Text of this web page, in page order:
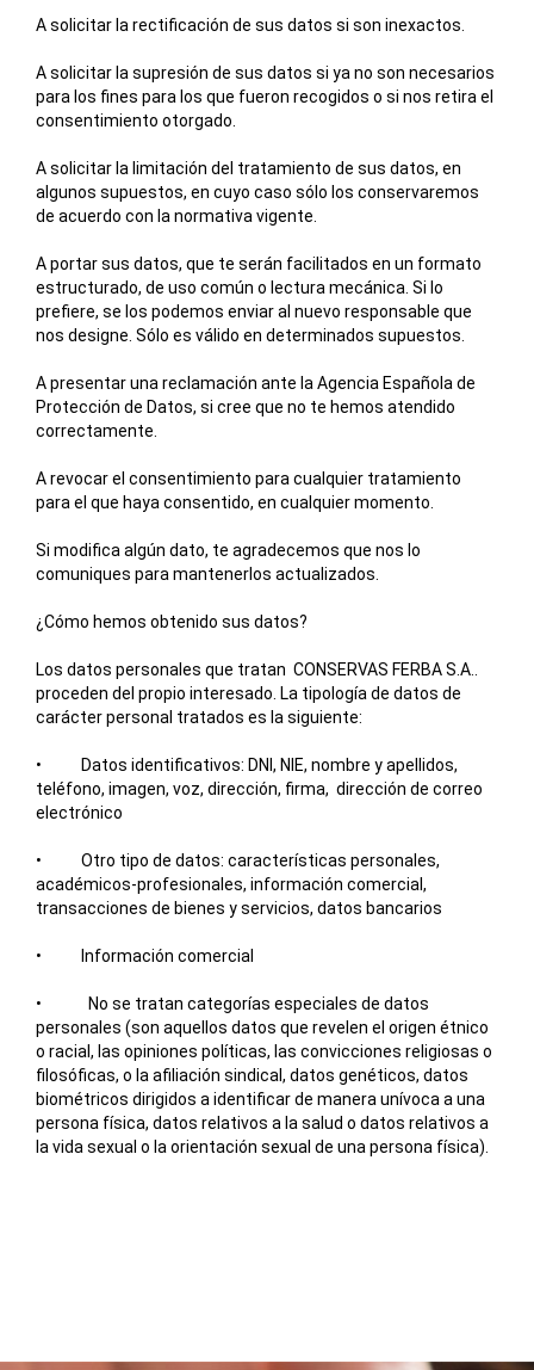
A solicitar la rectificación de sus datos si son inexactos.
A solicitar la supresión de sus datos si ya no son necesarios
para los fines para los que fueron recogidos o si nos retira el
consentimiento otorgado.
A solicitar la limitación del tratamiento de sus datos, en
algunos supuestos, en cuyo caso sólo los conservaremos
de acuerdo con la normativa vigente.
A portar sus datos, que te serán facilitados en un formato
estructurado, de uso común o lectura mecánica. Si lo
prefiere, se los podemos enviar al nuevo responsable que
nos designe. Sólo es válido en determinados supuestos.
A presentar una reclamación ante la Agencia Española de
Protección de Datos, si cree que no te hemos atendido
correctamente.
A revocar el consentimiento para cualquier tratamiento
para el que haya consentido, en cualquier momento.
Si modifica algún dato, te agradecemos que nos lo
comuniques para mantenerlos actualizados.
¿Cómo hemos obtenido sus datos?
Los datos personales que tratan CONSERVAS FERBA S.A.
proceden del propio interesado. La tipología de datos de
carácter personal tratados es la siguiente:
• Datos identificativos: DNI, NIE, nombre y apellidos,
teléfono, imagen, voz, dirección, firma, dirección de correo
electrónico
• Otro tipo de datos: características personales,
académicos-profesionales, información comercial,
transacciones de bienes y servicios, datos bancarios
• Información comercial
• No se tratan categorías especiales de datos
personales (son aquellos datos que revelen el origen étnico
o racial, las opiniones políticas, las convicciones religiosas o
filosóficas, o la afiliación sindical, datos genéticos, datos
biométricos dirigidos a identificar de manera unívoca a una
persona física, datos relativos a la salud o datos relativos a
la vida sexual o la orientación sexual de una persona física).